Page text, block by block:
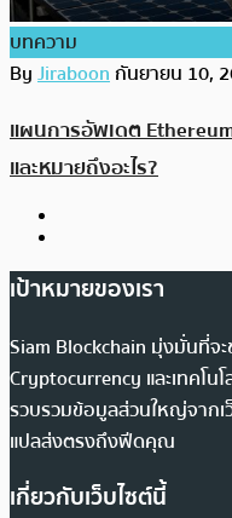
บทความ
ByJiraboonกันยายน 10,
แผนการอัพเดต
และหมายถึงอะไร?
เป้าหมายของเรา
Siam Blockchain มุ่งมั่นที่จ
Cryptocurrency และเทคโน
รวบรวมข้อมูลส่วนใหญ่จากเ
แปลส่งตรงถึงฟีดคุณ
เกี่ยวกับเว็บไซต์นี้